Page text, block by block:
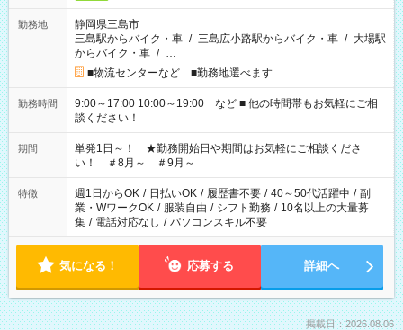
勤務地
静岡県三島市
三島駅からバイク・車 / 三島広小路駅からバイク・車 / 大場駅
からバイク・車 / …
■物流センターなど ■勤務地選べます
勤務時間
9:00～17:00 10:00～19:00 など ■ 他の時間帯もお気軽にご相
談ください！
期間
単発1日～！ ★勤務開始日や期間はお気軽にご相談くださ
い！ ＃8月～ ＃9月～
特徴 週1日からOK / 日払いOK / 履歴書不要 / 40～50代活躍中 / 副
業・WワークOK / 服装自由 / シフト勤務 / 10名以上の大量募
集 / 電話対応なし / パソコンスキル不要
気になる！ 応募する 詳細へ
掲載日：2026.08.06